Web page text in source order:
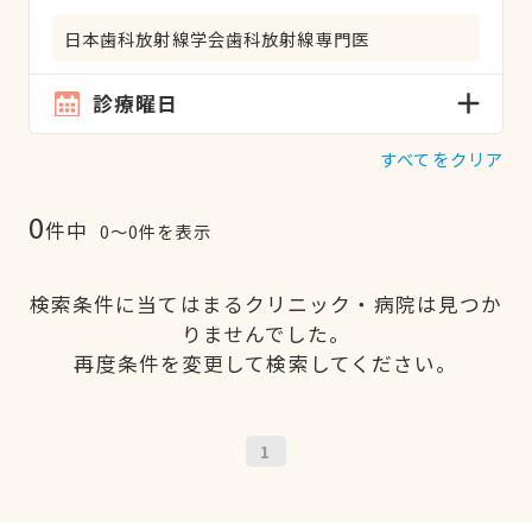
日本歯科放射線学会歯科放射線専門医
診療曜日
すべてをクリア
0件中 0〜0件を表示
検索条件に当てはまるクリニック・病院は見つか
りませんでした。
再度条件を変更して検索してください。
1